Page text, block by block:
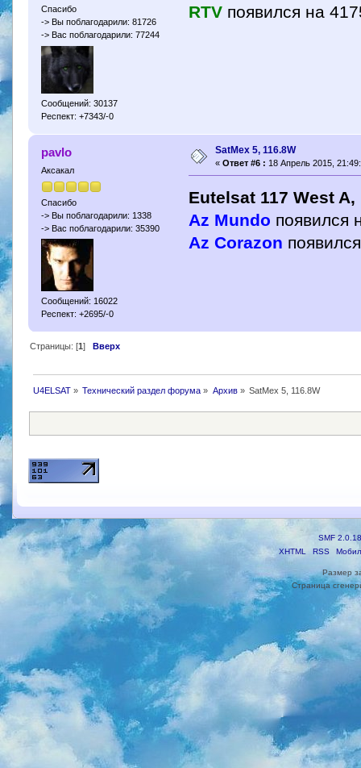
Спасибо
-> Вы поблагодарили: 81726
-> Вас поблагодарили: 77244
Сообщений: 30137
Респект: +7343/-0
RTV появился на
pavlo
Аксакал
Спасибо
-> Вы поблагодарили: 1338
-> Вас поблагодарили: 35390
Сообщений: 16022
Респект: +2695/-0
SatMex 5, 116.8W
« Ответ #6 : 18 Апрель 2015,
Eutelsat 117 West A,
Az Mundo появился
Az Corazon
Страницы: [1] Вверх
U4ELSAT» Технический раздел форума » Архив» SatMex 5, 116.8W
SMF 2.0.18
XHTML
RSS
Размер
Страница